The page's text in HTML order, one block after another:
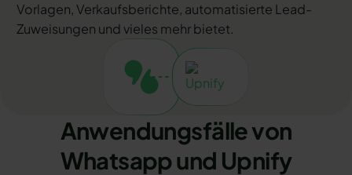
Vorlagen, Verkaufsberichte, automatisierte Lead-
Zuweisungen und vieles mehr bietet.
Anwendungsfälle von
Whatsapp und Upnify